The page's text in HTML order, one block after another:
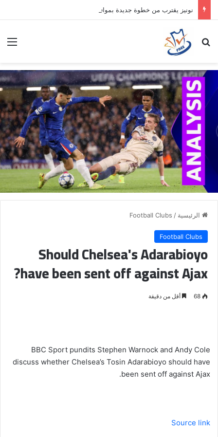
نونيز يقترب من خطوة جديدة بموافقة الهلال
بحث عن
الرئيسية /
Football Clubs
Football Clubs
Should Chelsea's Adarabioyo
have been sent off against Ajax?
68 أقل من دقيقة
BBC Sport pundits Stephen Warnock and Andy Cole
discuss whether Chelsea’s Tosin Adarabioyo should have
been sent off against Ajax.
Source link